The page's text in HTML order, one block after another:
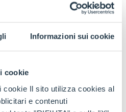
Informazioni sui cookie
cookie
cookie Il sito utilizza cookies al
e contenuti
Merlo comme
est la seule à proposer
cette taille et de cette
chez Merlo
sur piste, il est essentiel
compacts, sûrs, agiles et